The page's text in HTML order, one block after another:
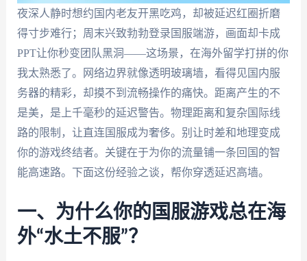
夜深人静时想约国内老友开黑吃鸡，却被延迟红圈折磨
得寸步难行；周末兴致勃勃登录国服端游，画面却卡成
PPT让你秒变团队黑洞——这场景，在海外留学打拼的你
我太熟悉了。网络边界就像透明玻璃墙，看得见国内服
务器的精彩，却摸不到流畅操作的痛快。距离产生的不
是美，是上千毫秒的延迟警告。物理距离和复杂国际线
路的限制，让直连国服成为奢侈。别让时差和地理变成
你的游戏终结者。关键在于为你的流量铺一条回国的智
能高速路。下面这份经验之谈，帮你穿透延迟高墙。
一、为什么你的国服游戏总在海
外“水土不服”？